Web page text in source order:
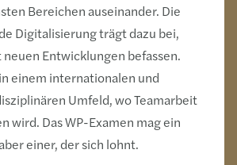
Bereichen auseinander. Die
Digitalisierung trägt dazu bei,
neuen Entwicklungen befassen.
einem internationalen und
Umfeld, wo Teamarbeit
wird. Das WP-Examen mag ein
einer, der sich lohnt.